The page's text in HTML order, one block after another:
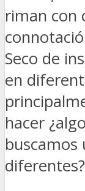
riman con
Seco de
en
hacer
diferentes?